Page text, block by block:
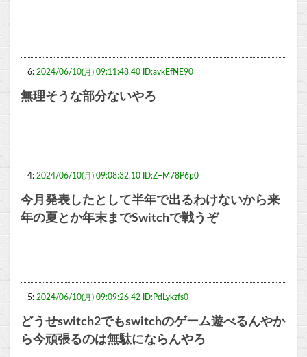
6: 2024/06/10(月) 09:11:48.40 ID:avkEfNE90
無理そうな部分ないやろ
4: 2024/06/10(月) 09:08:32.10 ID:Z+M78P6p0
今月発表したとして半年で出るわけないから来
年の夏とか年末までSwitchで戦うぞ
5: 2024/06/10(月) 09:09:26.42 ID:PdLykzfs0
どうせswitch2でもswitchのゲーム遊べるんやか
ら今頑張るのは無駄にならんやろ